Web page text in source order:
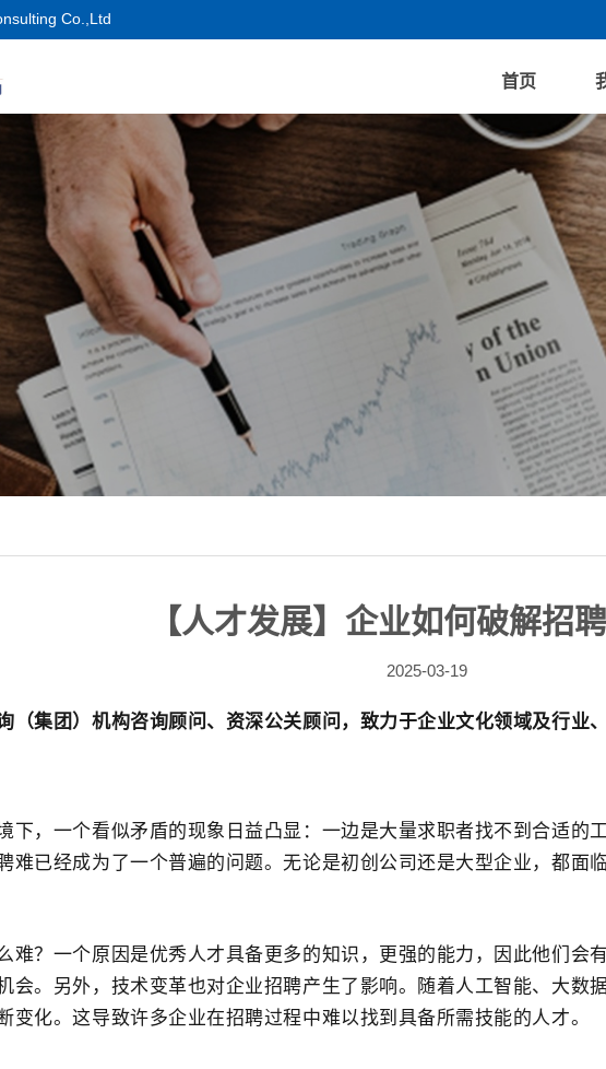
Co.,Ltd
首页
【人才发展】企业如何破解招聘
2025-03-19
（集团）机构咨询顾问、资深公关顾问，致力于企业文化领域及行业
下，一个看似矛盾的现象日益凸显：一边是大量求职者找不到合适的
难已经成为了一个普遍的问题。无论是初创公司还是大型企业，都面
难？一个原因是优秀人才具备更多的知识，更强的能力，因此他们会
会。另外，技术变革也对企业招聘产生了影响。随着人工智能、大数
变化。这导致许多企业在招聘过程中难以找到具备所需技能的人才。